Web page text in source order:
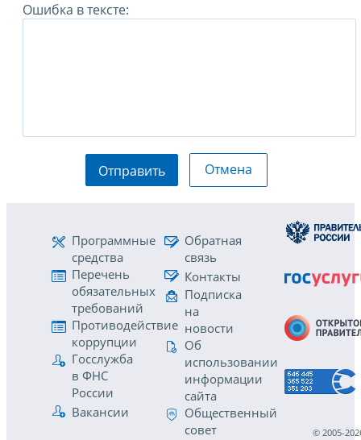
Ошибка в тексте:
Отправить Отмена
Программные
средства
Перечень
обязательных
требований
Противодействие
коррупции
Госслужба
в ФНС
России
Вакансии
Обратная
связь
Контакты
Подписка
на
новости
Об
использовании
информации
сайта
Общественный
совет
© 2005-